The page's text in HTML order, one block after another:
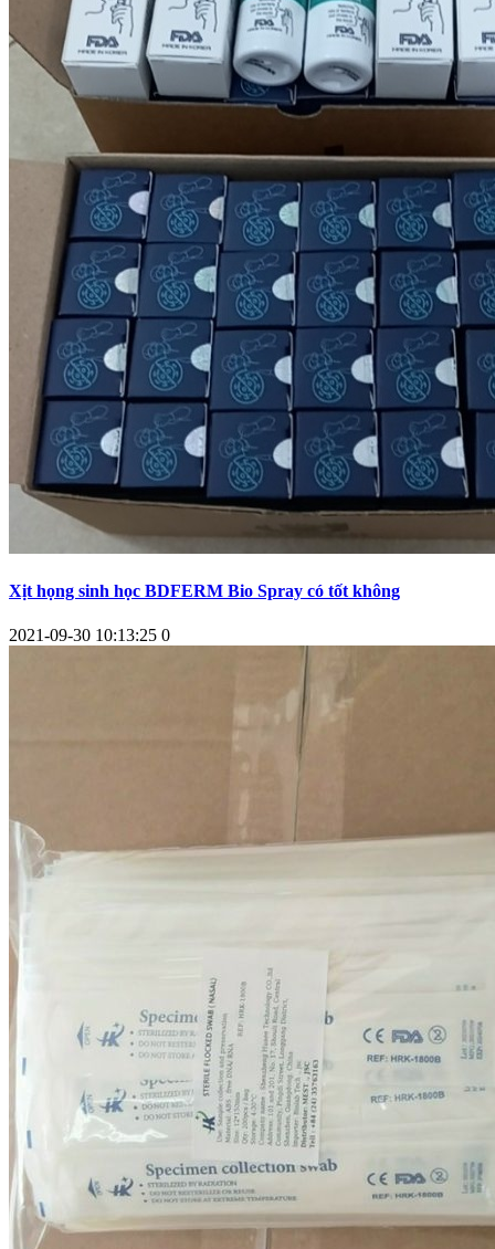
Xịt họng sinh học BDFERM Bio Spray có tốt không
2021-09-30 10:13:25 0